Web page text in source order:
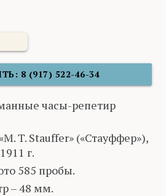
8 (917) 522-46-34
часы-репетир
T. Stauffer» («Стауффер»),
г.
585 пробы.
– 48 мм.